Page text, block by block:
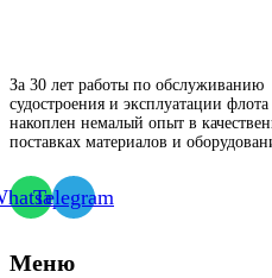
За 30 лет работы по обслуживанию
судостроения и эксплуатации
накоплен немалый опыт в
поставках материалов и
Telegram
Меню